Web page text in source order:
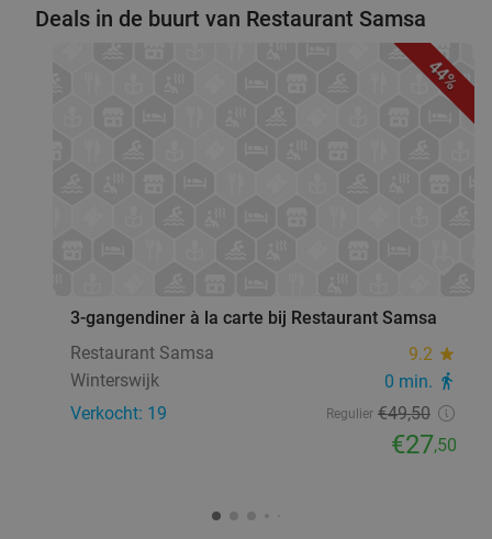
Deals in de buurt van Restaurant Samsa
44%
3-gangendiner à la carte bij Restaurant Samsa
Restaurant Samsa
9.2 star
Winterswijk 0 min. directions_walk
Verkocht: 19 Regulier €49,50
€27,50